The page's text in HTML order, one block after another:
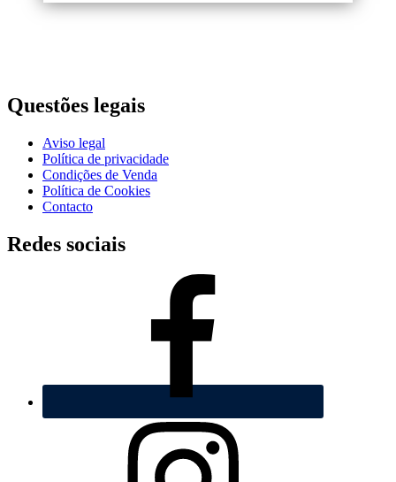
Questões legais
Aviso legal
Política de privacidade
Condições de Venda
Polí­tica de Cookies
Contacto
Redes sociais